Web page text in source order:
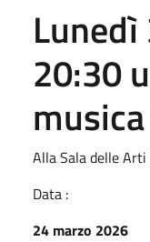
20:30
Alla Sala delle
Data :
24 marzo 2026